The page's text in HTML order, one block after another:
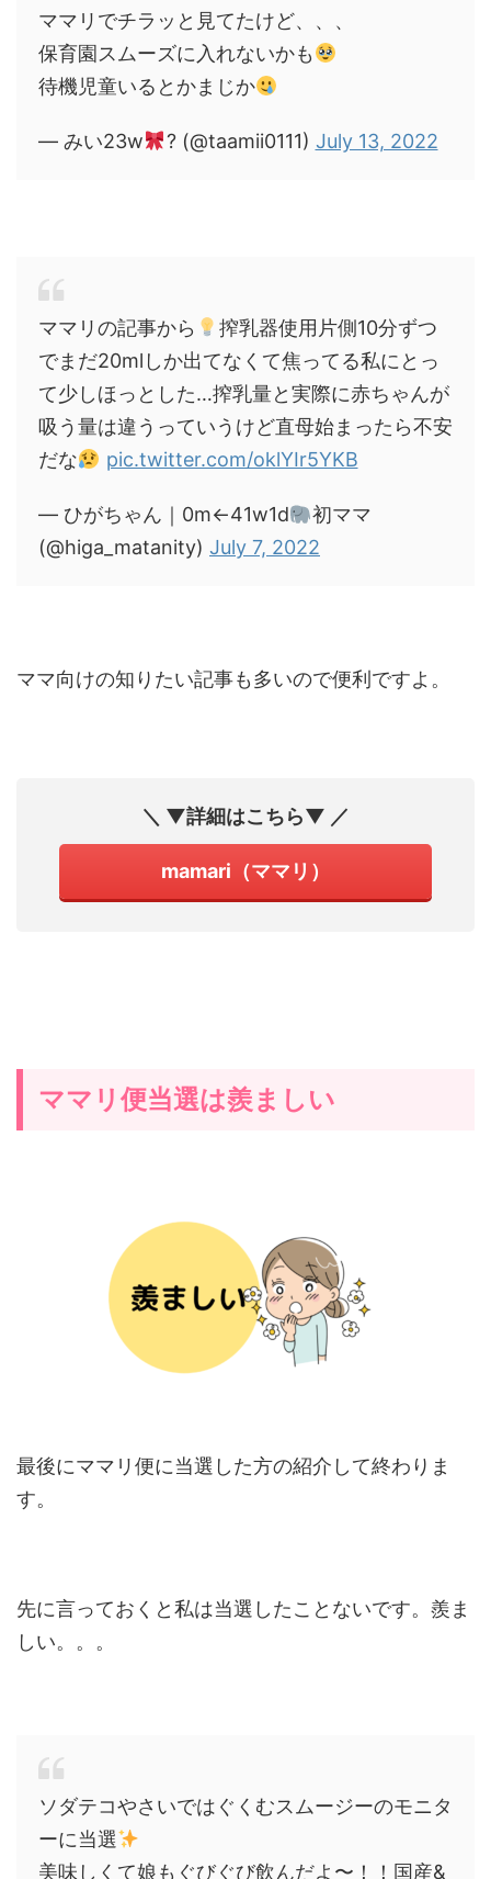
ママリでチラッと見てたけど、、、
保育園スムーズに入れないかも
待機児童いるとかまじか
— みい23w ? (@taamii0111) July 13, 2022
ママリの記事から
搾乳器使用片側10分ずつ
でまだ20mlしか出てなくて焦ってる私にとっ
て少しほっとした…搾乳量と実際に赤ちゃんが
吸う量は違うっていうけど直母始まったら不安
だな
pic.twitter.com/oklYIr5YKB
— ひがちゃん｜0m←41w1d
初ママ
(@higa_matanity) July 7, 2022
ママ向けの知りたい記事も多いので便利ですよ。
＼ ▼詳細はこちら▼ ／
mamari（ママリ）
ママリ便当選は羨ましい
最後にママリ便に当選した方の紹介して終わりま
す。
先に言っておくと私は当選したことないです。羨ま
しい。。。
ソダテコやさいではぐくむスムージーのモニタ
ーに当選
美味しくて娘もぐびぐび飲んだよ〜！！国産&